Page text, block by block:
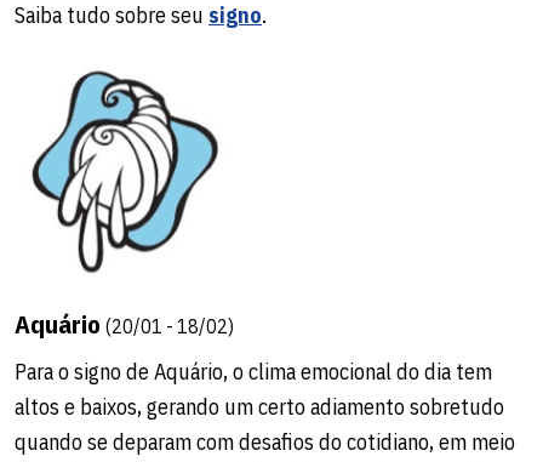
Saiba tudo sobre seu signo.
Aquário (20/01 - 18/02)
Para o signo de Aquário, o clima emocional do dia tem
altos e baixos, gerando um certo adiamento sobretudo
quando se deparam com desafios do cotidiano, em meio